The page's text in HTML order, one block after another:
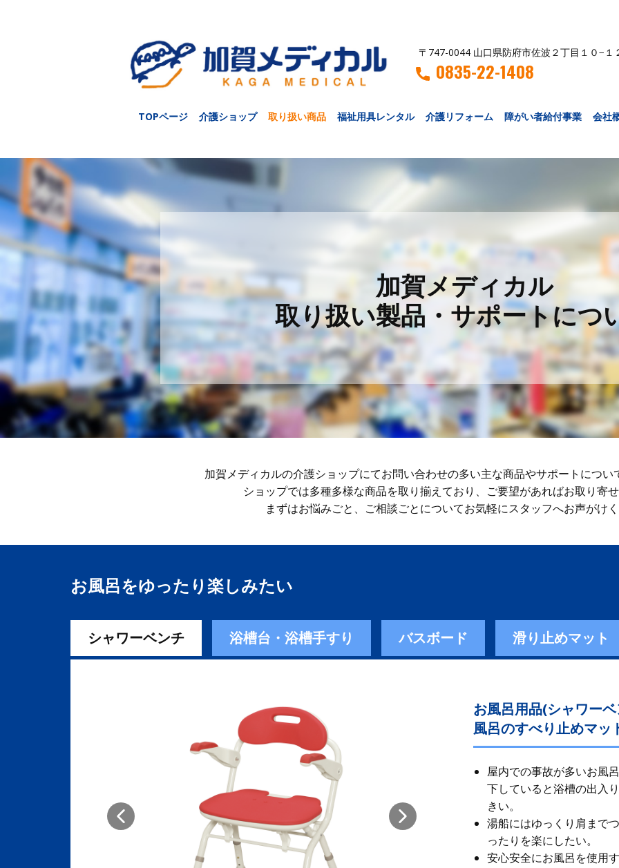
〒747-0044 山口県防府市佐波２丁目１０−１
0835-22-1408
TOPページ 介護ショップ 取り扱い商品 福祉用具レンタル 介護リフォーム 障がい者給付事業 会社
加賀メディカル
取り扱い製品・サポートにつ
加賀メディカルの介護ショップにてお問い合わせの多い主な商品やサポートについ
ショップでは多種多様な商品を取り揃えており、ご要望があればお取り寄
まずはお悩みごと、ご相談ごとについてお気軽にスタッフへお声がけ
お風呂をゆったり楽しみ​たい
シャワーベンチ 浴槽台・浴槽手すり バスボード 滑り止めマット
お風呂用品(シャワー
風呂のすべり止めマッ
屋内での事故が多いお風
下していると浴槽の出入
きい。
湯船にはゆっくり肩まで
ったりを楽にしたい。
安心安全にお風呂を使用